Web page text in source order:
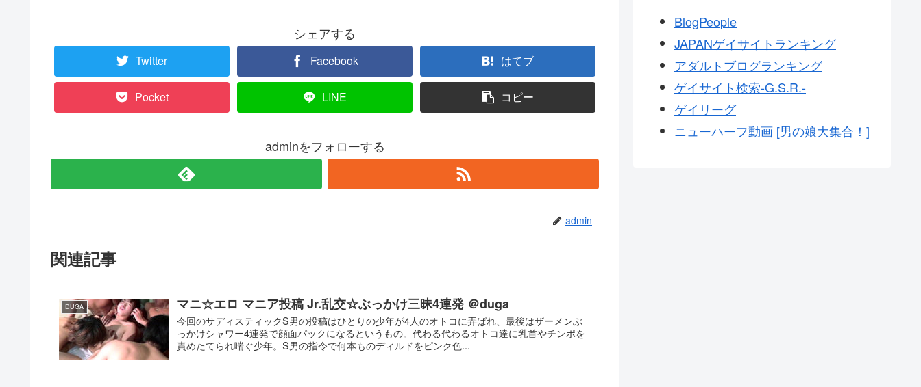
シェアする
Twitter Facebook はてブ
Pocket LINE コピー
adminをフォローする
admin
関連記事
DUGA マニ☆エロ マニア投稿 Jr.乱交☆ぶっかけ三昧4連発 ＠duga
今回のサディスティックS男の投稿はひとりの少年が4人のオトコに弄ばれ、最後はザーメンぶ
っかけシャワー4連発で顔面パックになるというもの。代わる代わるオトコ達に乳首やチンポを
責めたてられ喘ぐ少年。S男の指令で何本ものディルドをピンク色...
BlogPeople
JAPANゲイサイトランキング
アダルトブログランキング
ゲイサイト検索-G.S.R.-
ゲイリーグ
ニューハーフ動画 [男の娘大集合！]